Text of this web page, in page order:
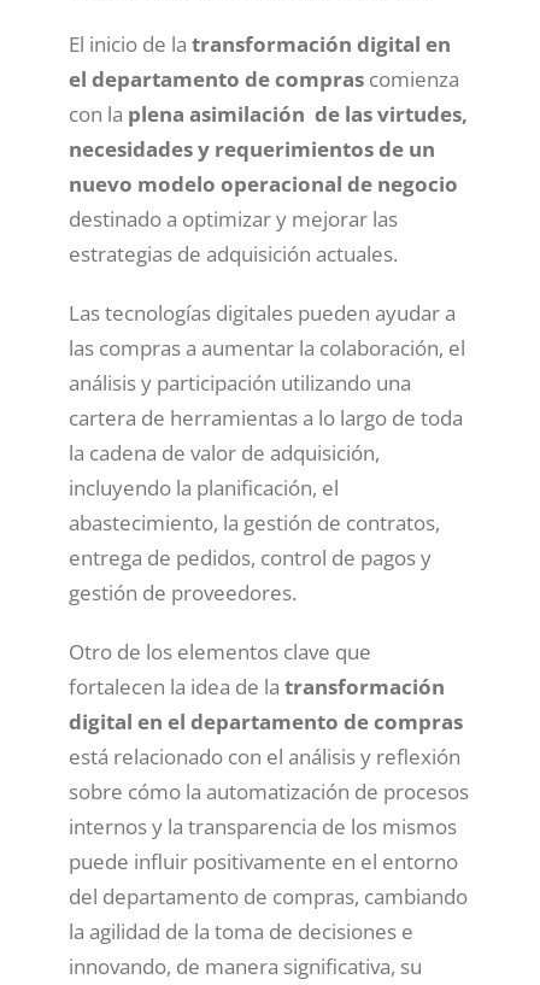
El inicio de la transformación digital en
el departamento de comprascomienza
con la plena asimilación de las virtudes,
necesidades y requerimientos de un
nuevo modelo operacional de negocio
destinado a optimizar y mejorar las
estrategias de adquisición actuales.
Las tecnologías digitales pueden ayudar a
las compras a aumentar la colaboración, el
análisis y participación utilizando una
cartera de herramientas a lo largo de toda
la cadena de valor de adquisición,
incluyendo la planificación, el
abastecimiento, la gestión de contratos,
entrega de pedidos, control de pagos y
gestión de proveedores.
Otro de los elementos clave que
fortalecen la idea de la transformación
digital en el departamento de compras
está relacionado con el análisis y reflexión
sobre cómo la automatización de procesos
internos y la transparencia de los mismos
puede influir positivamente en el entorno
del departamento de compras, cambiando
la agilidad de la toma de decisiones e
innovando, de manera significativa, su